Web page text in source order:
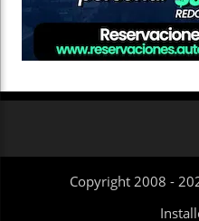
Copyright 2008 -